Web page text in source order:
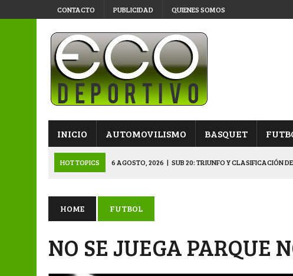
CONTACTO PUBLICIDAD QUIENES SOMOS
INICIO AUTOMOVILISMO BASQUET
HOT TOPICS 6 AGOSTO, 2026 | SUB 20: TRIUNFO Y CLASIFICACIÓN
5 AGOSTO, 2026 | NAPENAY-BELGRANO Y SPORTIVO-MONTENEGRINA,
6 AGOSTO, 2026 APERTURA: ARSENAL, EN DOBLE JORNADA CON
HOME FUTBOL
NO SE JUEGA PARQUE